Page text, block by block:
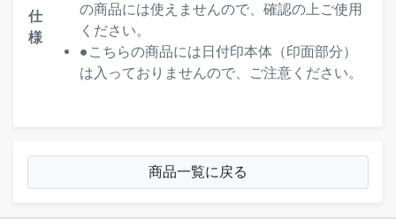
仕
様
の商品には使えませんので、確認の上ご使用
ください。
●こちらの商品には日付印本体（印面部分）
は入っておりませんので、ご注意ください。
商品一覧に戻る